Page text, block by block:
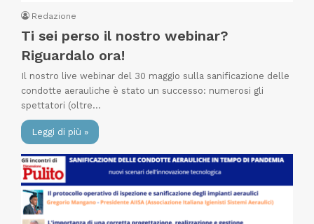
Redazione
Ti sei perso il nostro webinar?
Riguardalo ora!
Il nostro live webinar del 30 maggio sulla sanificazione delle
condotte aerauliche è stato un successo: numerosi gli
spettatori (oltre…
Leggi di più »